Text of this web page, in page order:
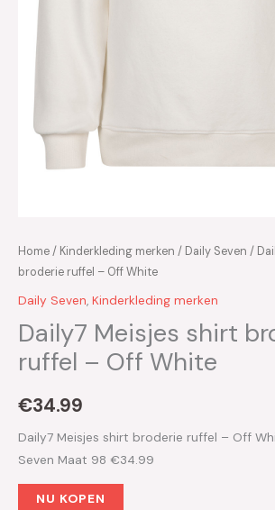
Home/ Kinderkleding merken / Daily Seven /
broderie ruffel – Off White
Daily Seven, Kinderkleding merken
Daily7 Meisjes shirt
ruffel – Off White
€34.99
Daily7 Meisjes shirt broderie ruffel – Off
Seven Maat 98 €34.99
NU KOPEN